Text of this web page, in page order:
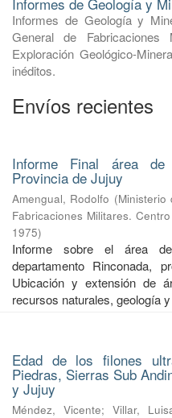
Informes de Geología y
General de
Exploración Geológico-
inéditos.
Envíos recientes
Informe Final área
Provincia de Jujuy
Amengual, Rodolfo (
Fabricaciones Militares.
1975)
Informe sobre el área
departamento Rinconada,
Ubicación y extensión de
recursos naturales, geología
Edad de los filones
Piedras, Sierras Sub
y Jujuy
Méndez, Vicente;Villar,